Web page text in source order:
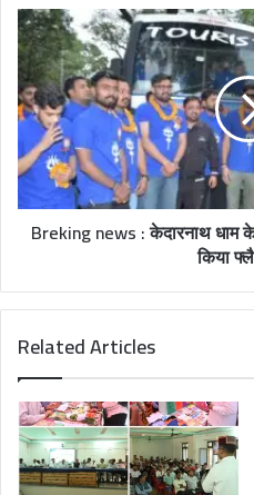
Breking news : केदारनाथ धाम
किया
Related Articles